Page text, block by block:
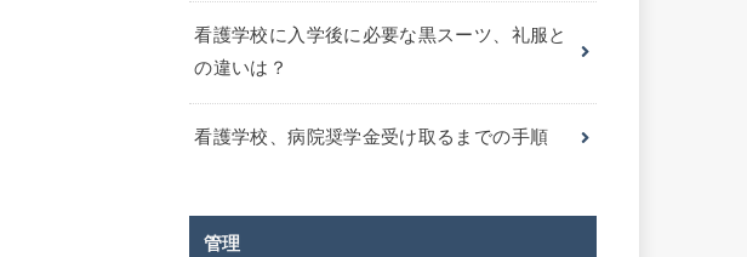
看護学校に入学後に必要な黒スーツ、礼服と
の違いは？
看護学校、病院奨学金受け取るまでの手順
管理